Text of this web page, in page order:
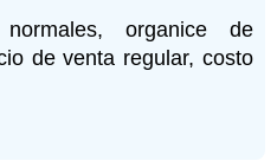
organice de
de venta regular, costo